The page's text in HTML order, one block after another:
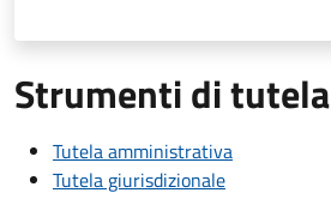
Strumenti di tutela
Tutela amministrativa
Tutela giurisdizionale